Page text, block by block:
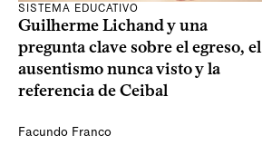
SISTEMA EDUCATIVO
Guilherme Lichand y una
pregunta clave sobre el egreso, el
ausentismo nunca visto y la
referencia de Ceibal
Facundo Franco